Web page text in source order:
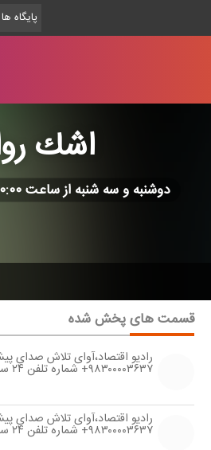
پایگاه ها
اشك
دوشنبه و سه شنبه از ساعت ۱۰:۰۰ به مدت ۱۱۵ دقیقه
قسمت های پخش شده
رادیو اقتصاد،آوای تلاش صدای
۹۸۳۰۰۰۰۳۶۳۷+ شماره تلفن ۲۴ ساعته شبكه: ۹۸۲۱۲۷۸۶ ...
رادیو اقتصاد،آوای تلاش صدای
۹۸۳۰۰۰۰۳۶۳۷+ شماره تلفن ۲۴ ساعته شبكه: ۹۸۲۱۲۷۸۶ ...